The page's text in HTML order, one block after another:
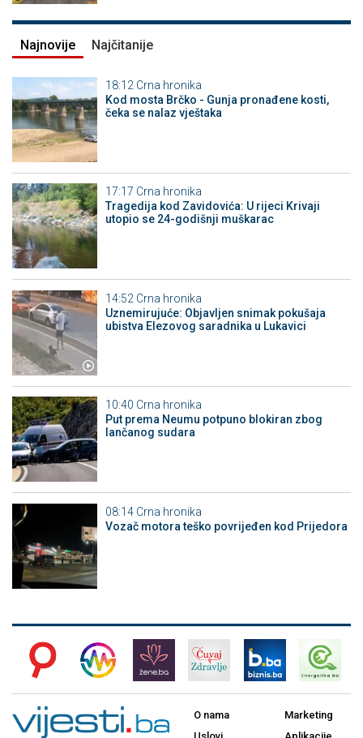
Najnovije Najčitanije
18:12 Crna hronika
Kod mosta Brčko - Gunja pronađene kosti,
čeka se nalaz vještaka
17:17 Crna hronika
Tragedija kod Zavidovića: U rijeci Krivaji
utopio se 24-godišnji muškarac
14:52 Crna hronika
Uznemirujuće: Objavljen snimak pokušaja
ubistva Elezovog saradnika u Lukavici
10:40 Crna hronika
Put prema Neumu potpuno blokiran zbog
lančanog sudara
08:14 Crna hronika
Vozač motora teško povrijeđen kod Prijedora
O nama
Marketing